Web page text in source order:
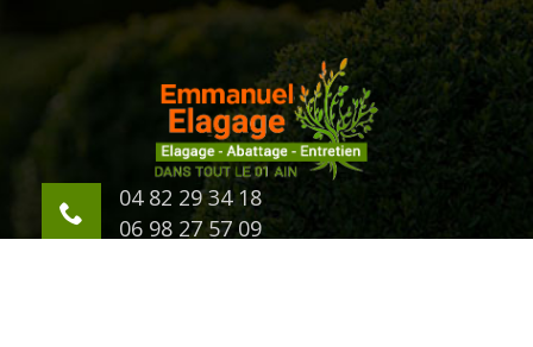
04 82 29 34 18
06 98 27 57 09